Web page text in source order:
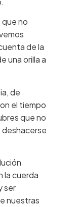
que no
de la
una orilla a
de
el tiempo
que no
deshacerse
la cuerda
ser
nuestras